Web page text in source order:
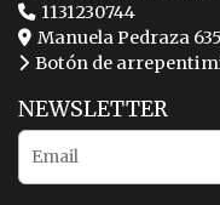
1131230744
Manuela Pedraza
Botón de
NEWSLETTER